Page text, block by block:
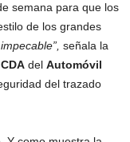
semana para que los
de los grandes
señala la
CDA del Automóvil
del trazado